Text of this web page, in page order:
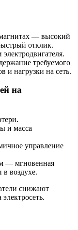
— высокий
отклик.
требуемого
и нагрузки на сеть.
на
и масса
управление
— мгновенная
в воздухе.
снижают